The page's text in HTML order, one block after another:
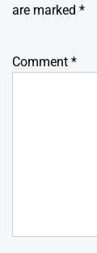
are marked *
Comment *